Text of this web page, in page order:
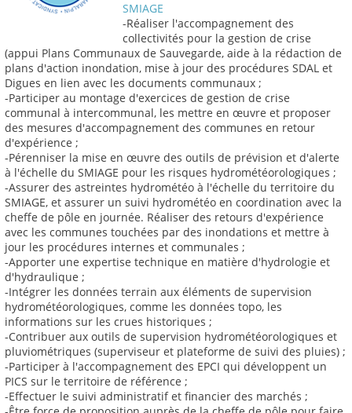
SMIAGE
-Réaliser l'accompagnement des
collectivités pour la gestion de crise
(appui Plans Communaux de Sauvegarde, aide à la rédaction de
plans d'action inondation, mise à jour des procédures SDAL et
Digues en lien avec les documents communaux ;
-Participer au montage d'exercices de gestion de crise
communal à intercommunal, les mettre en œuvre et proposer
des mesures d'accompagnement des communes en retour
d'expérience ;
-Pérenniser la mise en œuvre des outils de prévision et d'alerte
à l'échelle du SMIAGE pour les risques hydrométéorologiques ;
-Assurer des astreintes hydrométéo à l'échelle du territoire du
SMIAGE, et assurer un suivi hydrométéo en coordination avec la
cheffe de pôle en journée. Réaliser des retours d'expérience
avec les communes touchées par des inondations et mettre à
jour les procédures internes et communales ;
-Apporter une expertise technique en matière d'hydrologie et
d'hydraulique ;
-Intégrer les données terrain aux éléments de supervision
hydrométéorologiques, comme les données topo, les
informations sur les crues historiques ;
-Contribuer aux outils de supervision hydrométéorologiques et
pluviométriques (superviseur et plateforme de suivi des pluies) ;
-Participer à l'accompagnement des EPCI qui développent un
PICS sur le territoire de référence ;
-Effectuer le suivi administratif et financier des marchés ;